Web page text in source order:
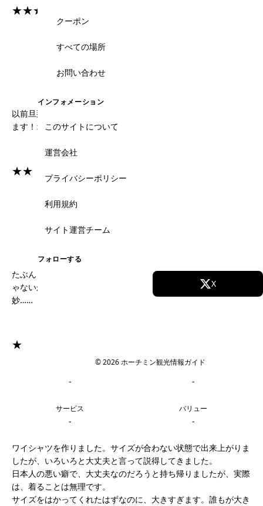
クーポン
すべての場所
お問い合わせ
インフォメーション
このサイトについて
運営会社
プライバシーポリシー
利用規約
サイト運営チーム
フォローする
X
© 2026 ホーチミン観光情報ガイド
★★★★
-
サービス
以前旦那のスーツをオーダーメイドで作ってもらったことがあり
ます！オーナーは日本語上手くて在住者からも評判いいですよ♪
★★
-
サービス
たぶんドンコイ周辺のオーダーメイドショップだと一番安いんじ
ゃないかな。オーナーは日本語上手いけど、スタッフは正直微
妙……
★
-
ロケーション
-
サービス
-
バリュー
-
ワイシャツを作りました。サイズが合わない状態で出来上がりま
したが、いろいろと大丈夫と言って説得してきました。
日本人の悪い癖で、大丈夫なのだろうと持ち帰りましたが、実際
は、着ることは無理です。
サイズをはかってくれたはずなのに、大きすぎます。誰もが大き